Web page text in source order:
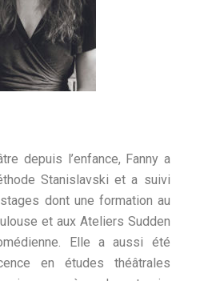
depuis l’enfance, Fanny a
Stanislavski et a suivi
dont une formation au
et aux Ateliers Sudden
Elle a aussi été
en études théâtrales